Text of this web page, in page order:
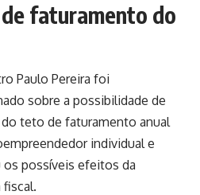
faturamento do
Paulo Pereira foi
sobre a possibilidade de
teto de faturamento anual
individual e
os possíveis efeitos da
fiscal.